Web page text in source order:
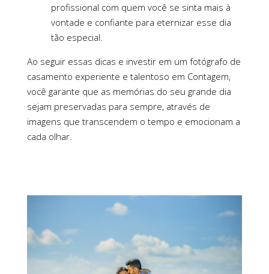
profissional com quem você se sinta mais à
vontade e confiante para eternizar esse dia
tão especial.
Ao seguir essas dicas e investir em um fotógrafo de
casamento experiente e talentoso em Contagem,
você garante que as memórias do seu grande dia
sejam preservadas para sempre, através de
imagens que transcendem o tempo e emocionam a
cada olhar.